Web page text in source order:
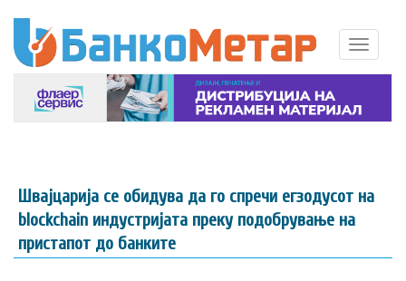
Швајцарија се обидува да го спречи егзодусот на
blockchain индустријата преку подобрување на
пристапот до банките